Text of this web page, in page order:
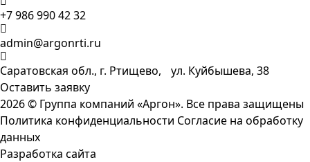
+7 986 990 42 32
admin@argonrti.ru
Саратовская обл., г. Ртищево, ул. Куйбышева, 38
Оставить заявку
2026 © Группа компаний «Аргон». Все права защищены
Политика конфиденциальности Согласие на обработку
данных
Разработка сайта